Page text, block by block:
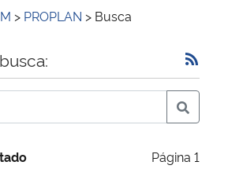
> PROPLAN > Busca
Página 1